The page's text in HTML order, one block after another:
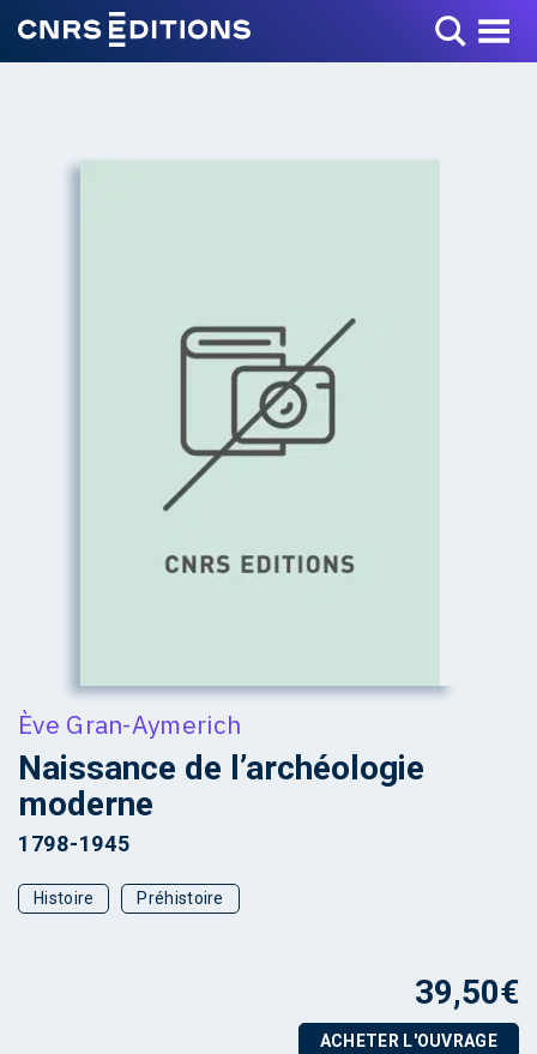
Toggle Menu
Ève Gran-Aymerich
Naissance de l’archéologie
moderne
1798-1945
Histoire Préhistoire
39,50€
ACHETER L'OUVRAGE